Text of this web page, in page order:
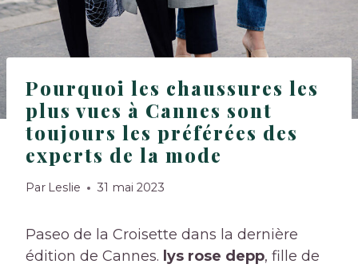
Pourquoi les chaussures les
plus vues à Cannes sont
toujours les préférées des
experts de la mode
Par Leslie 31 mai 2023
Paseo de la Croisette dans la dernière
édition de Cannes. lys rose depp, fille de